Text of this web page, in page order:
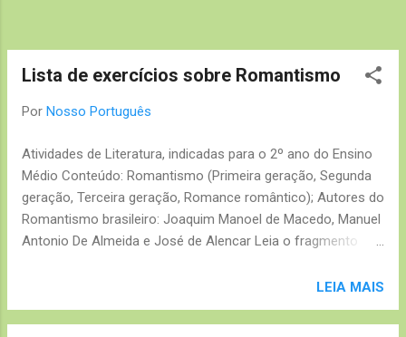
Lista de exercícios sobre Romantismo
Por Nosso Português
Atividades de Literatura, indicadas para o 2º ano do Ensino
Médio Conteúdo: Romantismo (Primeira geração, Segunda
geração, Terceira geração, Romance romântico); Autores do
Romantismo brasileiro: Joaquim Manoel de Macedo, Manuel
Antonio De Almeida e José de Alencar Leia o fragmento
LEIA MAIS